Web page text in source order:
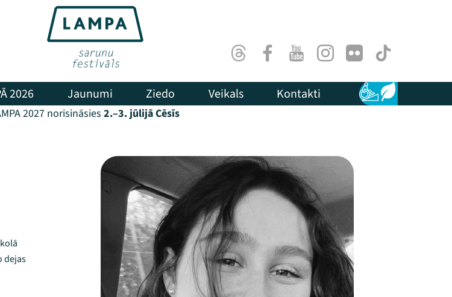
ThreadsFacebookYoutubeInstagram
Flick TikTok
2026 Jaunumi Ziedo Veikals Kontakti Pieejamība
Ilgtspēja
2027 norisināsies 2.–3. jūlijā Cēsīs
dejas